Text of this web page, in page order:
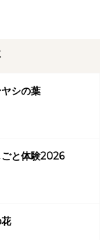
シの葉
と体験2026